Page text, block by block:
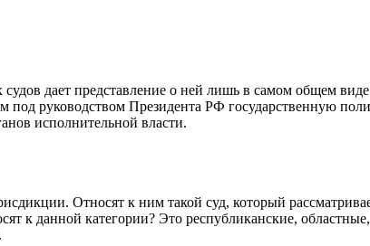
дает представление о ней лишь в самом общем
под руководством Президента РФ государственную
исполнительной власти.
Относят к ним такой суд, который
к данной категории? Это республиканские,